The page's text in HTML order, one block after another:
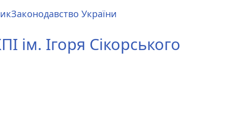
Законодавство України
ім. Ігоря Сікорського